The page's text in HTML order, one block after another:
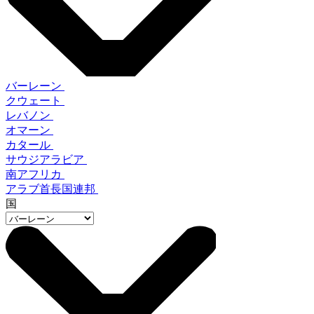
バーレーン
クウェート
レバノン
オマーン
カタール
サウジアラビア
南アフリカ
アラブ首長国連邦
国